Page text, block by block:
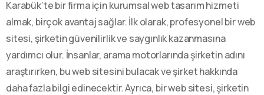
Karabük’te bir firma için kurumsal web tasarım hizmeti
almak, birçok avantaj sağlar. İlk olarak, profesyonel bir web
sitesi, şirketin güvenilirlik ve saygınlık kazanmasına
yardımcı olur. İnsanlar, arama motorlarında şirketin adını
araştırırken, bu web sitesini bulacak ve şirket hakkında
daha fazla bilgi edinecektir. Ayrıca, bir web sitesi, şirketin